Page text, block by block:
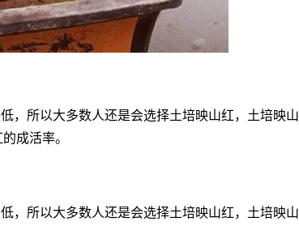
，所以大多数人还是会选择土培映山红，土培映山
成活率。
，所以大多数人还是会选择土培映山红，土培映山